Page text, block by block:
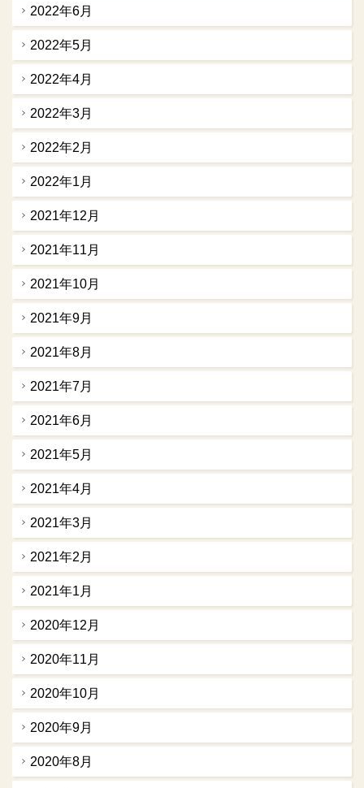
2022年6月
2022年5月
2022年4月
2022年3月
2022年2月
2022年1月
2021年12月
2021年11月
2021年10月
2021年9月
2021年8月
2021年7月
2021年6月
2021年5月
2021年4月
2021年3月
2021年2月
2021年1月
2020年12月
2020年11月
2020年10月
2020年9月
2020年8月